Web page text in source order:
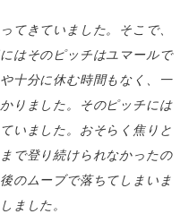
てきていました。そこで、
はそのピッチはユマールで
十分に休む時間もなく、一
りました。そのピッチには
いました。おそらく焦りと
で登り続けられなかったの
のムーブで落ちてしまいま
ました。